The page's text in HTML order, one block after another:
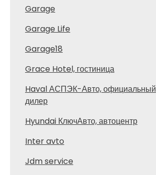
Garage
Garage Life
Garage18
Grace Hotel, гостиница
Haval АСПЭК-Авто, официальный
дилер
Hyundai КлючАвто, автоцентр
Inter avto
Jdm service